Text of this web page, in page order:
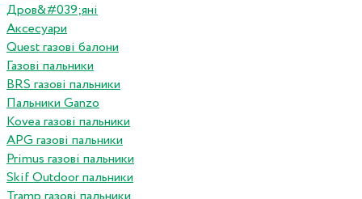
Дров&#039;яні
Аксесуари
Quest газові балони
Газові пальники
BRS газові пальники
Пальники Ganzo
Kovea газові пальники
APG газові пальники
Primus газові пальники
Skif Outdoor пальники